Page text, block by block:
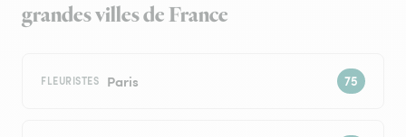
grandes villes de France
FLEURISTES Paris